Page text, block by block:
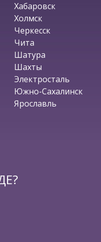
Хабаровск
Холмск
Черкесск
Чита
Шатура
Шахты
Электросталь
Южно-Сахалинск
Ярославль